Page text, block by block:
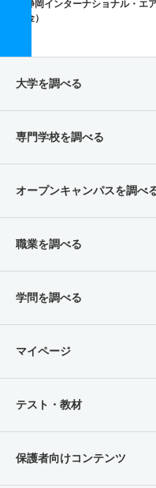
静岡インターナショナル・エ
金）
大学を調べる
専門学校を調べる
オープンキャンパスを調べ
職業を調べる
学問を調べる
マイページ
テスト・教材
保護者向けコンテンツ